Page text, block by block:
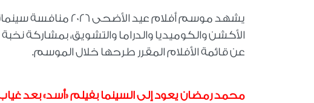
يشهد موسم أفلام عيد
الأكشن والكوميديا والدراما والتشويق، بمشاركة
عن قائمة الأفلام المقرر طرحها خلال الموسم.
محمد رمضان يعود إلى السينما بفيلم «أسد» بعد غياب 3